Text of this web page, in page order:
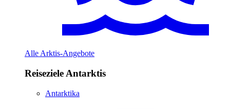
Alle Arktis-Angebote
Reiseziele Antarktis
Antarktika